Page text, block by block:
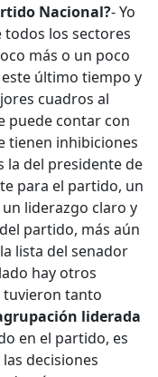
Nacional?- Yo
todos los sectores
más o un poco
último tiempo y
cuadros al
puede contar con
tienen inhibiciones
la del presidente de
para el partido, un
liderazgo claro y
partido, más aún
lista del senador
hay otros
tuvieron tanto
liderada
en el partido, es
decisiones